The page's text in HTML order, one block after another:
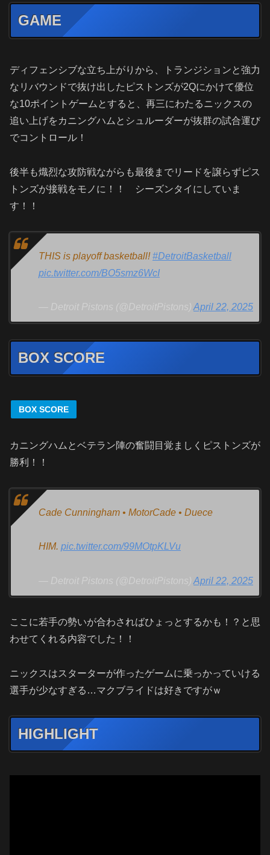
GAME
ディフェンシブな立ち上がりから、トランジションと強力
なリバウンドで抜け出したピストンズが2Qにかけて優位
な10ポイントゲームとすると、再三にわたるニックスの
追い上げをカニングハムとシュルーダーが抜群の試合運び
でコントロール！
後半も熾烈な攻防戦ながらも最後までリードを譲らずピス
トンズが接戦をモノに！！ シーズンタイにしていま
す！！
THIS is playoff basketball!#DetroitBasketball
pic.twitter.com/BO5smz6WcI
— Detroit Pistons (@DetroitPistons)April 22, 2025
BOX SCORE
BOX SCORE
カニングハムとベテラン陣の奮闘目覚ましくピストンズが
勝利！！
Cade Cunningham • MotorCade • Duece
HIM. pic.twitter.com/99MOtpKLVu
— Detroit Pistons (@DetroitPistons) April 22, 2025
ここに若手の勢いが合わさればひょっとするかも！？と思
わせてくれる内容でした！！
ニックスはスターターが作ったゲームに乗っかっていける
選手が少なすぎる…マクブライドは好きですがｗ
HIGHLIGHT